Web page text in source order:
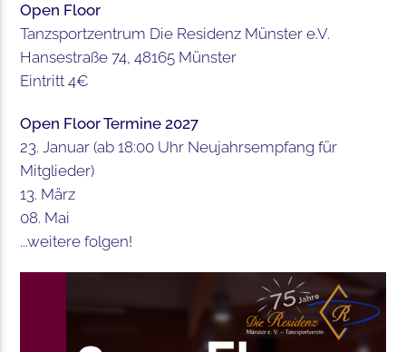
Open Floor
Tanzsportzentrum Die Residenz Münster e.V.
Hansestraße 74, 48165 Münster
Eintritt 4€
Open Floor Termine 2027
23. Januar (ab 18:00 Uhr Neujahrsempfang für
Mitglieder)
13. März
08. Mai
...weitere folgen!